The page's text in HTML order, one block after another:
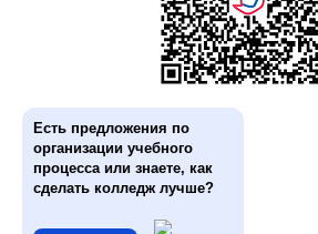
Есть предложения по
организации учебного
процесса или знаете, как
сделать колледж лучше?